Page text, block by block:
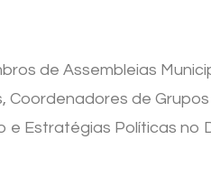
de Assembleias
Coordenadores de
e Estratégias Políticas no